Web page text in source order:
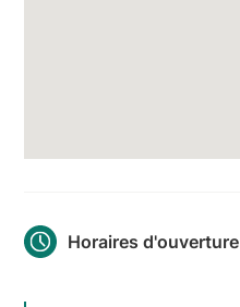
Horaires d'ouverture